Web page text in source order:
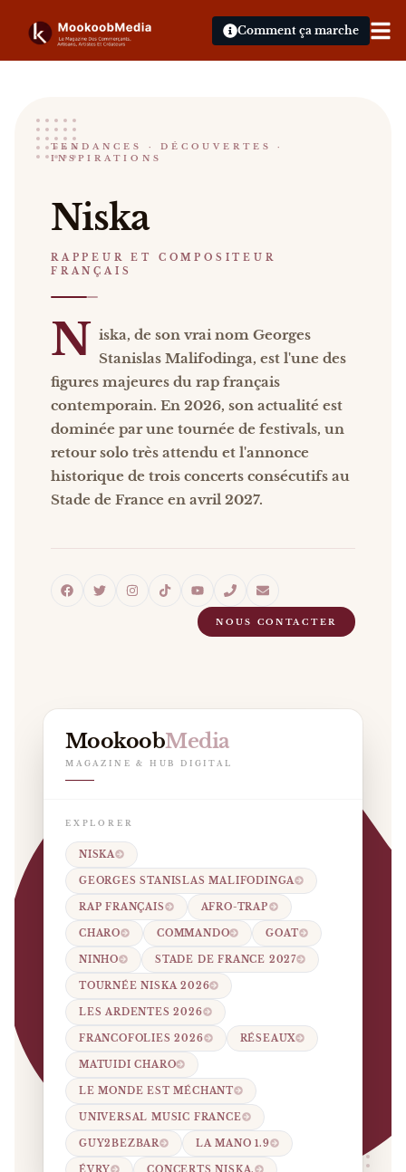
Comment ça marche
Niska
RAPPEUR ET COMPOSITEUR FRANÇAIS
Niska Niska, de son vrai nom Georges
Catalogue :événements, presse, vidéos
TENDANCES · DÉCOUVERTES ·
INSPIRATIONS
Niska
RAPPEUR ET COMPOSITEUR
FRANÇAIS
N iska, de son vrai nom Georges
Stanislas Malifodinga, est l'une des
figures majeures du rap français
contemporain. En 2026, son actualité est
dominée par une tournée de festivals, un
retour solo très attendu et l'annonce
historique de trois concerts consécutifs au
Stade de France en avril 2027.
NOUS CONTACTER
MookoobMedia
MAGAZINE & HUB DIGITAL
EXPLORER
NISKA
GEORGES STANISLAS MALIFODINGA
RAP FRANÇAIS AFRO-TRAP
CHARO COMMANDO GOAT
NINHO STADE DE FRANCE 2027
TOURNÉE NISKA 2026
LES ARDENTES 2026
FRANCOFOLIES 2026 RÉSEAUX
MATUIDI CHARO
LE MONDE EST MÉCHANT
UNIVERSAL MUSIC FRANCE
GUY2BEZBAR LA MANO 1.9
ÉVRY CONCERTS NISKA.